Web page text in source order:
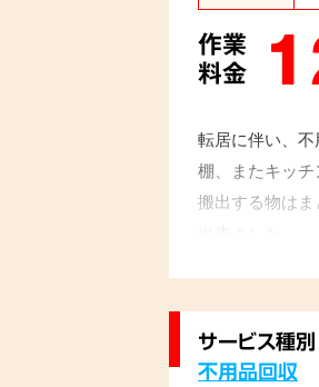
作業
料金
転居に伴い、
棚、またキッ
搬出する物は
サービス種別
不用品回収